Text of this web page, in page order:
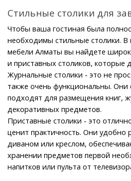
Стильные столики для
Чтобы ваша гостиная была
необходимы стильные столики. В
мебели Алматы вы найдете
и приставных столиков, которые
Журнальные столики - это не
также очень функциональны. Они
подходят для размещения книг,
декоративных предметов.
Приставные столики - это
ценит практичность. Они
диваном или креслом,
хранении предметов первой
напитков или пульта от